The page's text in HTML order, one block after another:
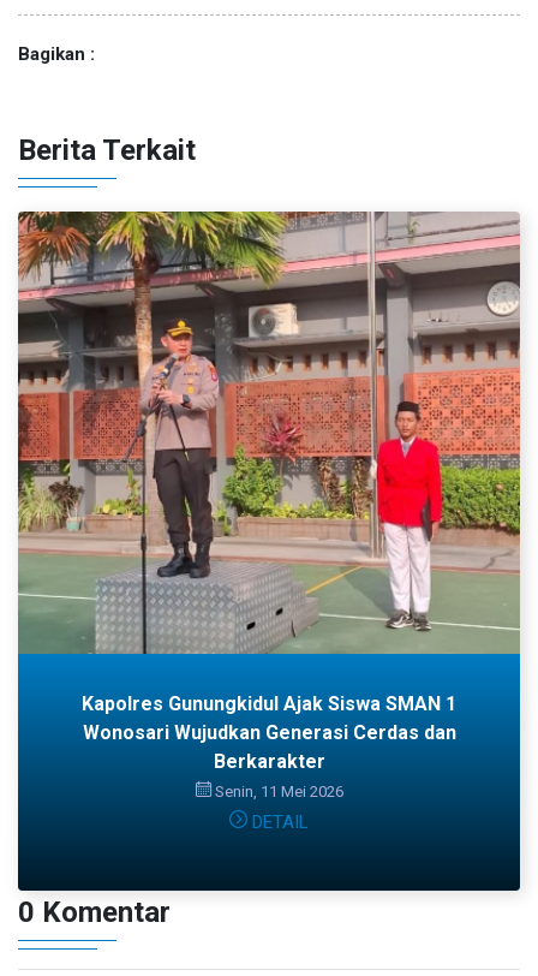
Bagikan :
Berita Terkait
Kapolres Gunungkidul Ajak Siswa SMAN 1
Wonosari Wujudkan Generasi Cerdas dan
Berkarakter
Senin, 11 Mei 2026
DETAIL
0 Komentar